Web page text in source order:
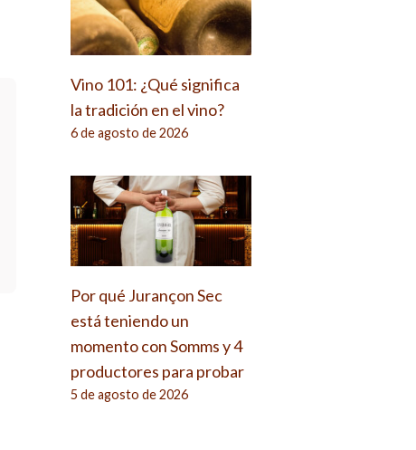
Vino 101: ¿Qué significa
la tradición en el vino?
6 de agosto de 2026
Por qué Jurançon Sec
está teniendo un
momento con Somms y 4
productores para probar
5 de agosto de 2026